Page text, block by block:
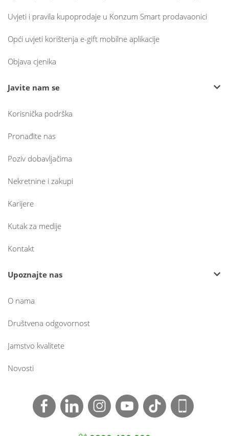
Uvjeti i pravila kupoprodaje u Konzum Smart prodavaonici
Opći uvjeti korištenja e-gift mobilne aplikacije
Objava cjenika
Javite nam se
Korisnička podrška
Pronađite nas
Poziv dobavljačima
Nekretnine i zakupi
Karijere
Kutak za medije
Kontakt
Upoznajte nas
O nama
Društvena odgovornost
Jamstvo kvalitete
Novosti